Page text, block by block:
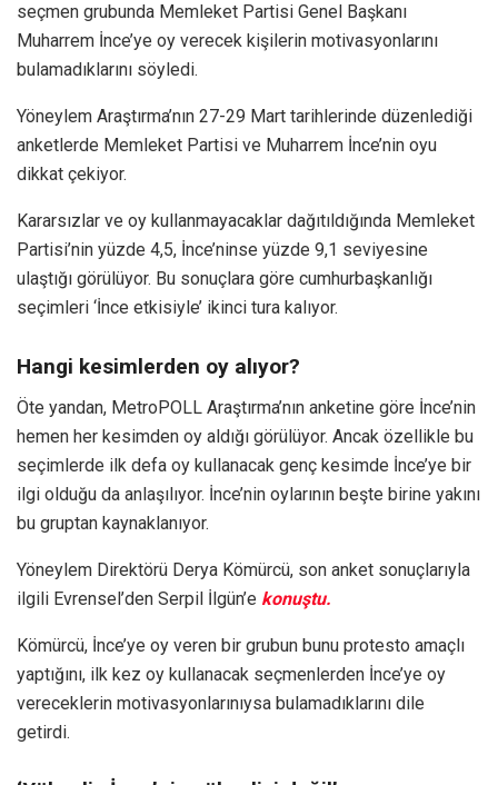
seçmen grubunda Memleket Partisi Genel Başkanı
Muharrem İnce’ye oy verecek kişilerin motivasyonlarını
bulamadıklarını söyledi.
Yöneylem Araştırma’nın 27-29 Mart tarihlerinde düzenlediği
anketlerde Memleket Partisi ve Muharrem İnce’nin oyu
dikkat çekiyor.
Kararsızlar ve oy kullanmayacaklar dağıtıldığında Memleket
Partisi’nin yüzde 4,5, İnce’ninse yüzde 9,1 seviyesine
ulaştığı görülüyor. Bu sonuçlara göre cumhurbaşkanlığı
seçimleri ‘İnce etkisiyle’ ikinci tura kalıyor.
Hangi kesimlerden oy alıyor?
Öte yandan, MetroPOLL Araştırma’nın anketine göre İnce’nin
hemen her kesimden oy aldığı görülüyor. Ancak özellikle bu
seçimlerde ilk defa oy kullanacak genç kesimde İnce’ye bir
ilgi olduğu da anlaşılıyor. İnce’nin oylarının beşte birine yakını
bu gruptan kaynaklanıyor.
Yöneylem Direktörü Derya Kömürcü, son anket sonuçlarıyla
ilgili Evrensel’den Serpil İlgün’e konuştu.
Kömürcü, İnce’ye oy veren bir grubun bunu protesto amaçlı
yaptığını, ilk kez oy kullanacak seçmenlerden İnce’ye oy
vereceklerin motivasyonlarınıysa bulamadıklarını dile
getirdi.